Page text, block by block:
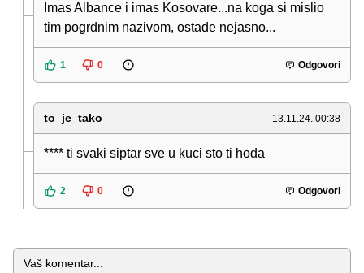
Imas Albance i imas Kosovare...na koga si mislio
tim pogrdnim nazivom, ostade nejasno...
1 0 Odgovori
to_je_tako 13.11.24. 00:38
**** ti svaki siptar sve u kuci sto ti hoda
2 0 Odgovori
Komentar